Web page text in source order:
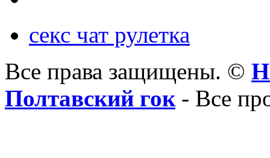
секс чат рулетка
Все права защищены. ©
Полтавский гок- Все